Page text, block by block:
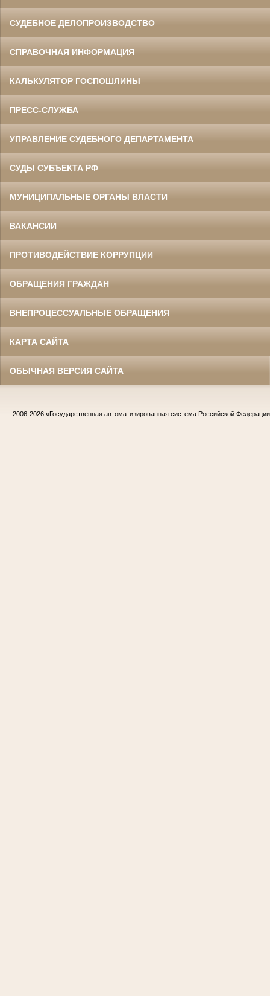
СУДЕБНОЕ ДЕЛОПРОИЗВОДСТВО
СПРАВОЧНАЯ ИНФОРМАЦИЯ
КАЛЬКУЛЯТОР ГОСПОШЛИНЫ
ПРЕСС-СЛУЖБА
УПРАВЛЕНИЕ СУДЕБНОГО ДЕПАРТАМЕНТА
СУДЫ СУБЪЕКТА РФ
МУНИЦИПАЛЬНЫЕ ОРГАНЫ ВЛАСТИ
ВАКАНСИИ
ПРОТИВОДЕЙСТВИЕ КОРРУПЦИИ
ОБРАЩЕНИЯ ГРАЖДАН
ВНЕПРОЦЕССУАЛЬНЫЕ ОБРАЩЕНИЯ
КАРТА САЙТА
ОБЫЧНАЯ ВЕРСИЯ САЙТА
2006-2026 «Государственная автоматизированная система Российской